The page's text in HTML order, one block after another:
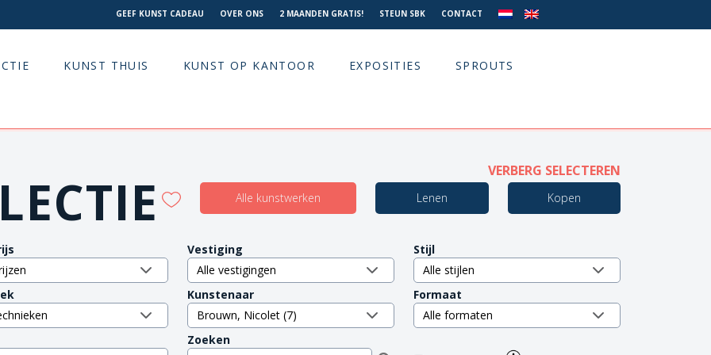
GEEF KUNST CADEAU OVER ONS 2 MAANDEN GRATIS! STEUN SBK CONTACT
KUNST THUIS KUNST OP KANTOOR EXPOSITIES SPROUTS
VERBERG SELECTEREN
Alle kunstwerken Lenen Kopen
Vestiging Stijl
Kunstenaar Formaat
Zoeken